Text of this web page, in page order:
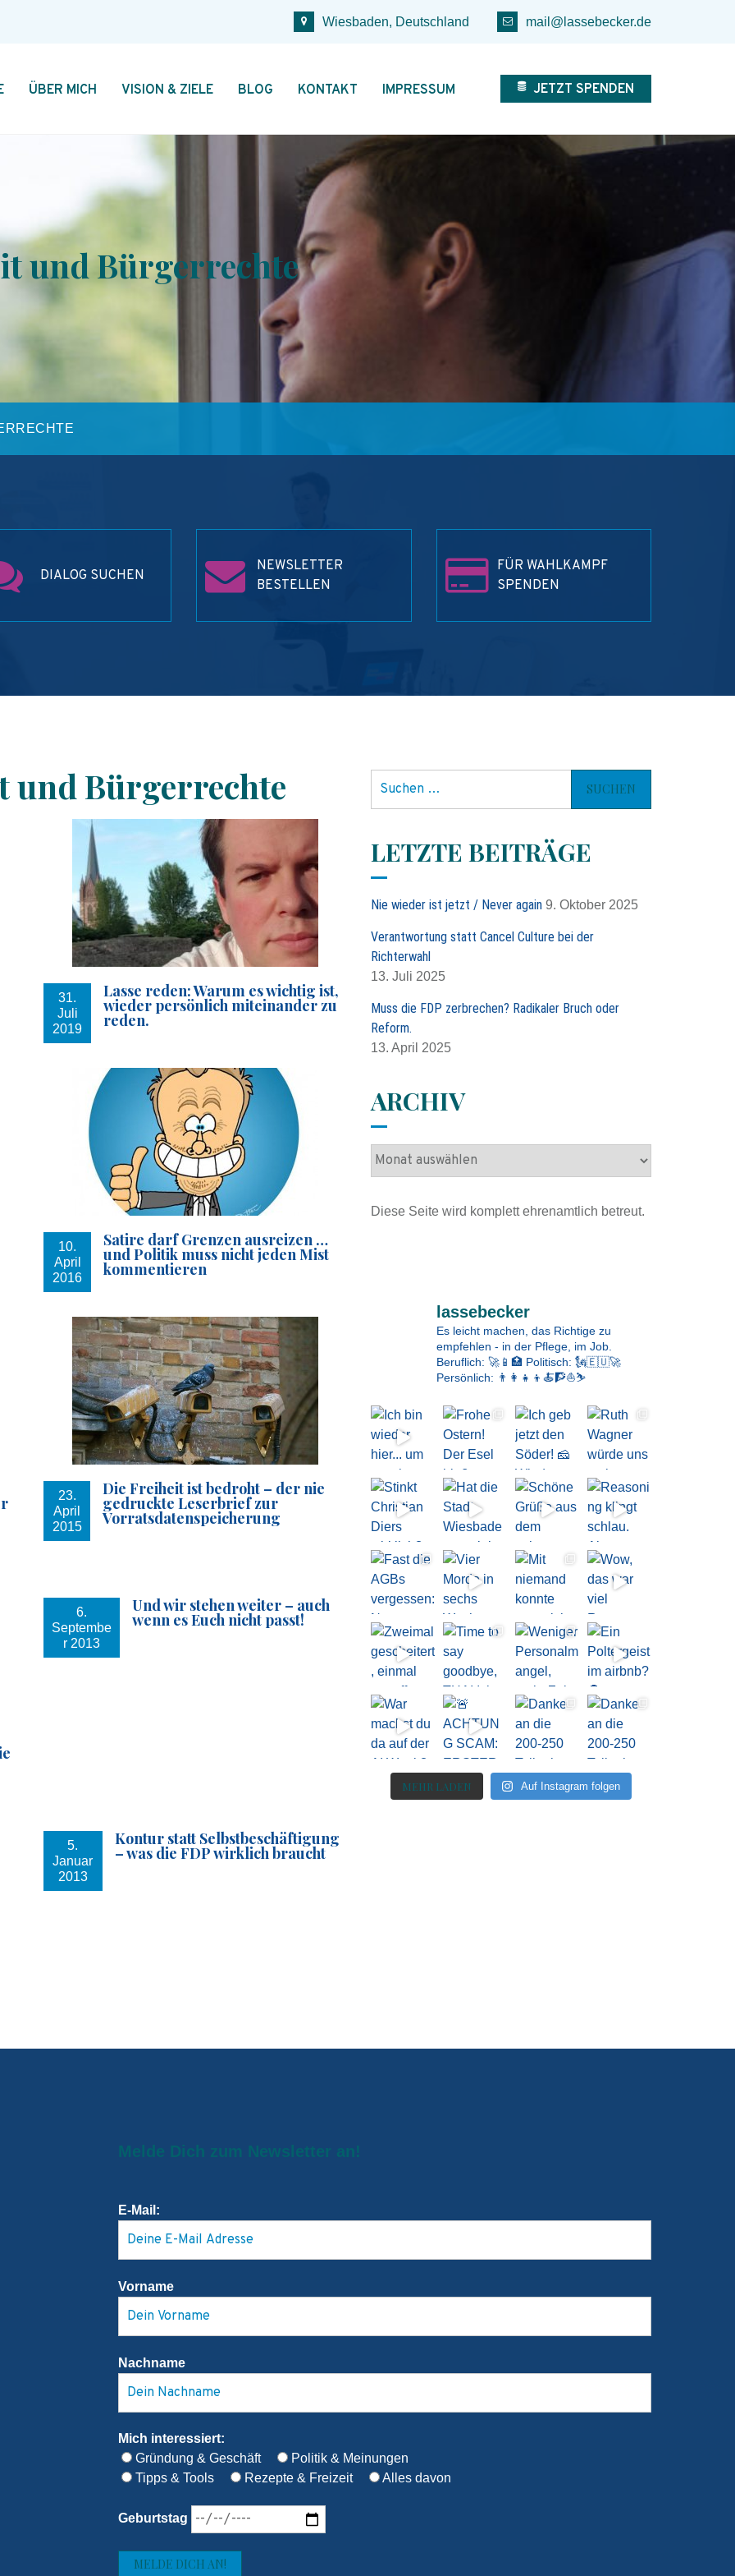
Wiesbaden, Deutschland mail@lassebecker.de
ÜBER MICH VISION & ZIELE BLOG KONTAKT IMPRESSUM JETZT SPENDEN
und Bürgerrechte
DIALOG SUCHEN
NEWSLETTER
BESTELLEN
FÜR WAHLKAMPF
SPENDEN
und Bürgerrechte
31.
Juli
2019
Lasse reden: Warum es wichtig ist,
wieder persönlich miteinander zu
reden.
10.
April
2016
Satire darf Grenzen ausreizen …
und Politik muss nicht jeden Mist
kommentieren
23.
April
2015
Die Freiheit ist bedroht – der nie
gedruckte Leserbrief zur
Vorratsdatenspeicherung
6.
Septembe
r 2013
Und wir stehen weiter – auch
wenn es Euch nicht passt!
5.
Januar
2013
Kontur statt Selbstbeschäftigung
– was die FDP wirklich braucht
e
n
n
c
h
:
LETZTE BEITRÄGE
Nie wieder ist jetzt / Never again 9. Oktober 2025
Verantwortung statt Cancel Culture bei der
Richterwahl
13. Juli 2025
Muss die FDP zerbrechen? Radikaler Bruch oder
Reform.
13. April 2025
ARCHIV
A
h
Diese Seite wird komplett ehrenamtlich betreut.
lassebecker
Es leicht machen, das Richtige zu
empfehlen - in der Pflege, im Job.
Beruflich: 🚀📱🏥 Politisch: 🗽🇪🇺🚀
Persönlich: 👨‍👩‍👧‍👦🍝🧗⛵⛷️
MEHR LADEN Auf Instagram folgen
Melde Dich zum Newsletter an!
E-Mail:
Vorname
Nachname
Mich interessiert:
Gründung & Geschäft
Politik & Meinungen
Tipps & Tools
Rezepte & Freizeit Alles davon
Geburtstag